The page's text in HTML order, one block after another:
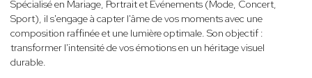
Spécialisé en Mariage, Portrait et Événements (Mode, Concert,
Sport), il s'engage à capter l'âme de vos moments avec une
composition raffinée et une lumière optimale. Son objectif :
transformer l'intensité de vos émotions en un héritage visuel
durable.